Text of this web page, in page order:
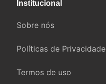
Institucional
Sobre nós
Políticas de Privacidade
Termos de uso